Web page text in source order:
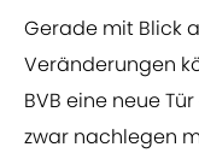
Gerade mit Blick
Veränderungen
BVB eine neue
zwar nachlegen